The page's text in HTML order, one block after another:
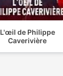
L'œil de Philippe
Caverivière